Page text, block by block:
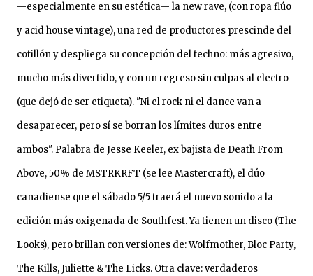
—especialmente en su estética— la new rave, (con ropa flúo
y acid house vintage), una red de productores prescinde del
cotillón y despliega su concepción del techno: más agresivo,
mucho más divertido, y con un regreso sin culpas al electro
(que dejó de ser etiqueta). "Ni el rock ni el dance van a
desaparecer, pero sí se borran los límites duros entre
ambos". Palabra de Jesse Keeler, ex bajista de Death From
Above, 50% de MSTRKRFT (se lee Mastercraft), el dúo
canadiense que el sábado 5/5 traerá el nuevo sonido a la
edición más oxigenada de Southfest. Ya tienen un disco (The
Looks), pero brillan con versiones de: Wolfmother, Bloc Party,
The Kills, Juliette & The Licks. Otra clave: verdaderos